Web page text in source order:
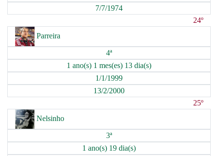
7/7/1974
24º
Parreira
4ª
1 ano(s) 1 mes(es) 13 dia(s)
1/1/1999
13/2/2000
25º
Nelsinho
3ª
1 ano(s) 19 dia(s)